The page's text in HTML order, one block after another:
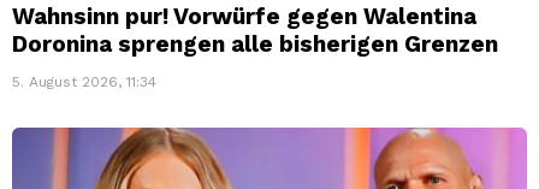
Wahnsinn pur! Vorwürfe gegen Walentina
Doronina sprengen alle bisherigen Grenzen
5. August 2026, 11:34